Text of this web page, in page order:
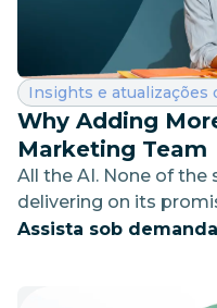
Categoria:
Insights e atualizações
Why Adding
Marketing Team
All the AI. None of the
delivering on its
when it’s built into
Assista sob demanda